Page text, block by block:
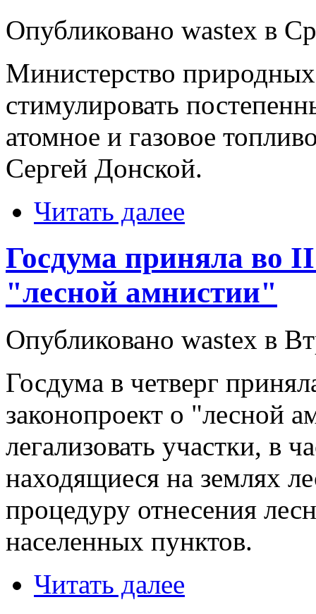
Опубликовано wastex в
Министерство природных
стимулировать
атомное и газовое
Сергей Донской.
Читать далее
Госдума приняла во
"лесной амнистии"
Опубликовано wastex в
Госдума в четверг
законопроект о "лесной
легализовать участки, в
находящиеся на землях
процедуру отнесения
населенных пунктов.
Читать далее